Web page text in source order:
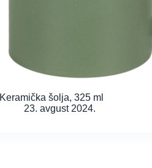
Keramička šolja, 325 ml
23. avgust 2024.